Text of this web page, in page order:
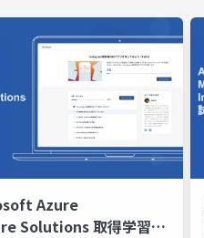
Azure
Solutions 取得学習会